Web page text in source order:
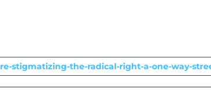
re-stigmatizing-the-radical-right-a-one-way-